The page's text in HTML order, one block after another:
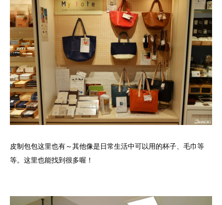
皮制包包这里也有～其他像是日常生活中可以用的杯子、毛巾等
等。这里也能找到很多喔！